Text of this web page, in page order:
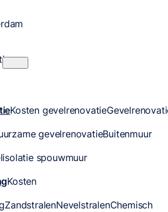
Kosten gevelrenovatie
gevelrenovatieBuitenmuur
spouwmuur
Kosten
ZandstralenNevelstralenChemisch